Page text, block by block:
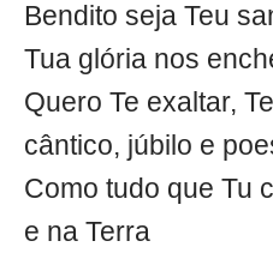
Bendito seja Teu
Tua glória nos
Quero Te exaltar,
cântico, júbilo e
Como tudo que Tu
e na Terra